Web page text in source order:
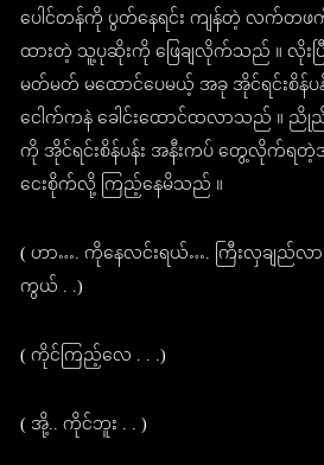
ပေါင်တန်ကို ပွတ်နေရင်း ကျန်တဲ့ လက်တဖ
ထားတဲ့ သူ့ပုဆိုးကို ဖြေချလိုက်သည် ။ လိုးပ
မတ်မတ် မထောင်ပေမယ့် အခု အိုင်ရင်းစိန်
ငေါက်ကနဲ ခေါင်းထောင်ထလာသည် ။
ကို အိုင်ရင်းစိန်ပန်း အနီးကပ် တွေ့လိုက်ရတဲ့
ငေးစိုက်လို့ ကြည့်နေမိသည် ။
( ဟာ…. ကိုနေလင်းရယ်…. ကြီးလှချည်
ကွယ် . .)
( ကိုင်ကြည့်လေ . . .)
( အို့.. ကိုင်ဘူး . . )